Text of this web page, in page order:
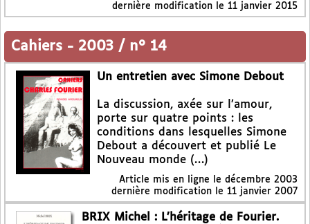
dernière modification le 11 janvier 2015
Cahiers - 2003 / n° 14
Un entretien avec Simone Debout
La discussion, axée sur l’amour,
porte sur quatre points : les
conditions dans lesquelles Simone
Debout a découvert et publié Le
Nouveau monde (…)
Article mis en ligne le décembre 2003
dernière modification le 11 janvier 2007
BRIX Michel : L’héritage de Fourier.